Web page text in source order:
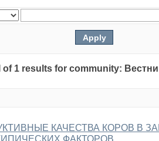
of 1 results for community:
КАЧЕСТВА КОРОВ В
ФАКТОРОВ